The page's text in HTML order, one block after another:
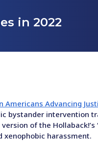
in 2022
Americans Advancing
bystander intervention
of the Hollaback!’s
harassment.